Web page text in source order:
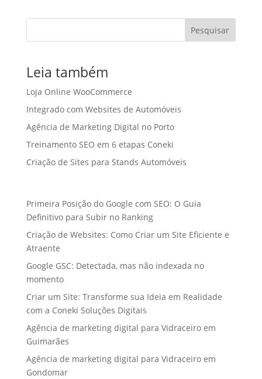
Pesquisar
Leia também
Loja Online WooCommerce
Integrado com Websites de Automóveis
Agência de Marketing Digital no Porto
Treinamento SEO em 6 etapas Coneki
Criação de Sites para Stands Automóveis
Primeira Posição do Google com SEO: O Guia
Definitivo para Subir no Ranking
Criação de Websites: Como Criar um Site Eficiente e
Atraente
Google GSC: Detectada, mas não indexada no
momento
Criar um Site: Transforme sua Ideia em Realidade
com a Coneki Soluções Digitais
Agência de marketing digital para Vidraceiro em
Guimarães
Agência de marketing digital para Vidraceiro em
Gondomar